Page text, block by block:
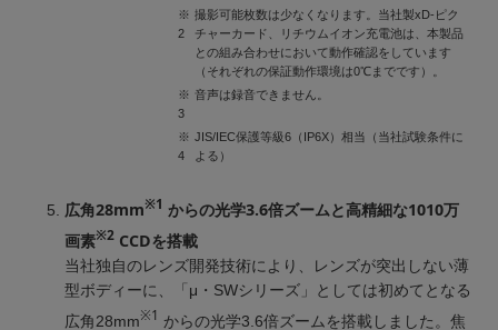
※
2
撮影可能枚数は少なくなります。当社製xD-ピク
チャーカード、リチウムイオン充電池は、本製品
との組み合わせにおいて動作確認をしています
（それぞれの保証動作環境は0℃までです）。
※
3
音声は録音できません。
※
4
JIS/IEC保護等級6（IP6X）相当（当社試験条件に
よる）
広角28mm※1 からの光学3.6倍ズームと高精細な1010万
画素※2 CCDを搭載
当社独自のレンズ開発技術により、レンズが突出しない薄
型ボディーに、「μ・SWシリーズ」としては初めてとなる
広角28mm※1 からの光学3.6倍ズームを搭載しました。焦